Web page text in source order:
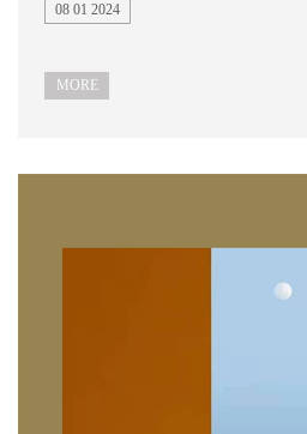
08 01 2024
MORE